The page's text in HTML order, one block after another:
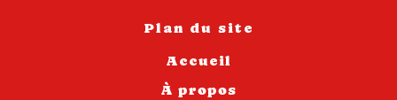
Plan du site
Accueil
À propos